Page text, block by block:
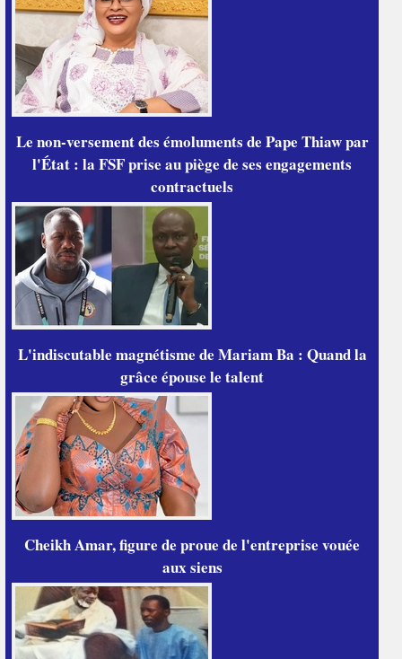
Le non-versement des émoluments de Pape Thiaw par
l'État : la FSF prise au piège de ses engagements
contractuels
L'indiscutable magnétisme de Mariam Ba : Quand la
grâce épouse le talent
Cheikh Amar, figure de proue de l'entreprise vouée
aux siens